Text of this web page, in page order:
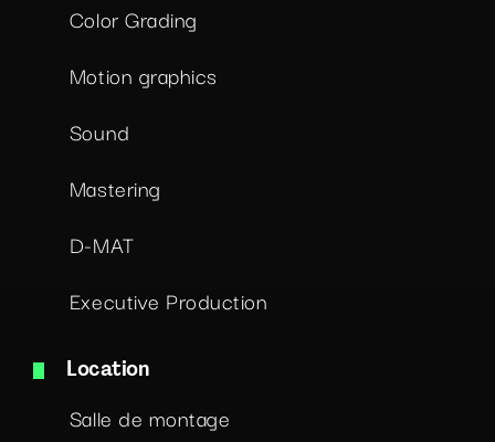
Color Grading
Motion graphics
Sound
Mastering
D-MAT
Executive Production
Location
Salle de montage